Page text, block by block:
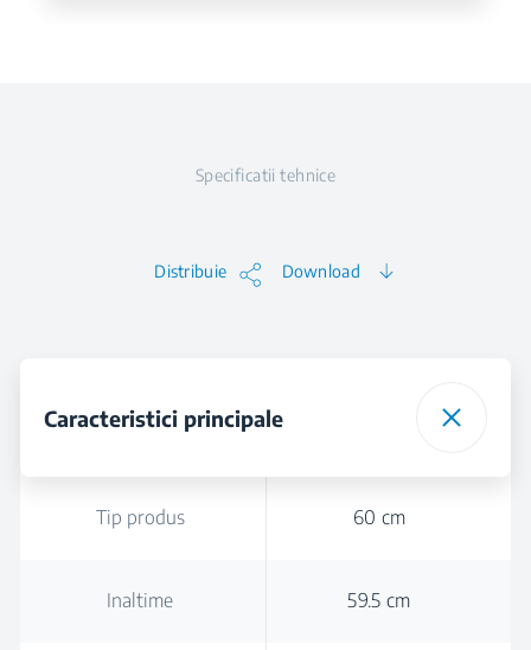
Specificatii tehnice
Distribuie Download
Caracteristici principale
Tip produs 60 cm
Inaltime 59.5 cm